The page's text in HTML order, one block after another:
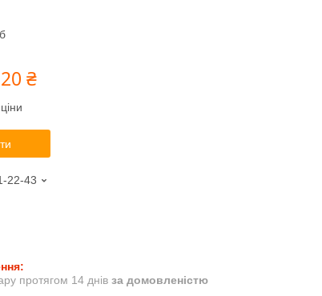
₴
22-43
протягом 14 днів за домовленістю